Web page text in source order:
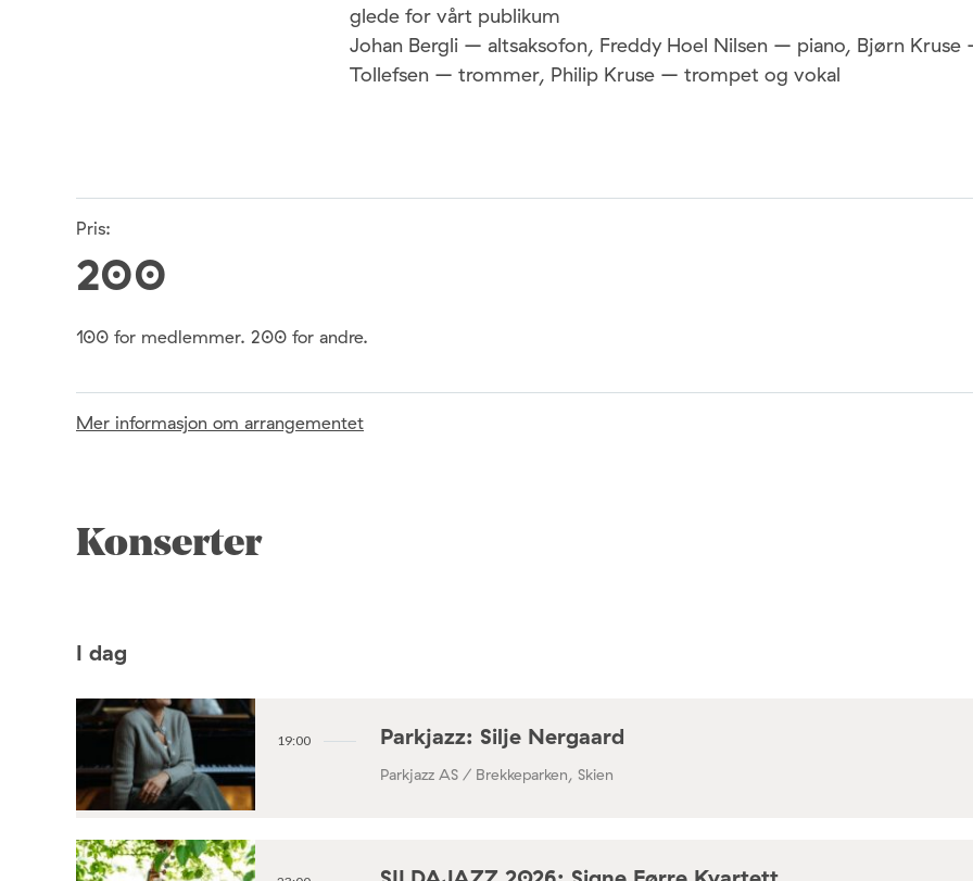
glede for vårt publikum
Johan Bergli – altsaksofon, Freddy Hoel Nilsen – piano, Bjørn Kruse
Tollefsen – trommer, Philip Kruse – trompet og vokal
Pris:
200
100 for medlemmer. 200 for andre.
Mer informasjon om arrangementet
Konserter
I dag
19:00 Parkjazz: Silje Nergaard
Parkjazz AS / Brekkeparken, Skien